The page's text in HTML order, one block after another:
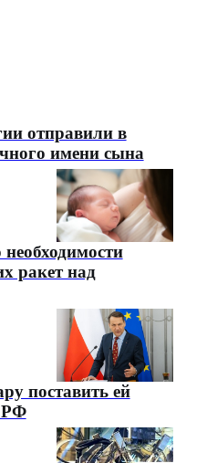
отправили в
имени сына
ракет над
поставить ей
РФ